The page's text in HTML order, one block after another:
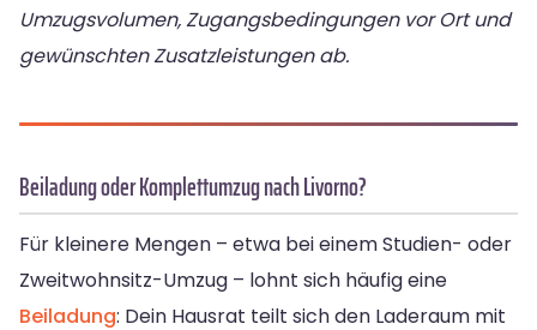
Umzugsvolumen, Zugangsbedingungen vor Ort und
gewünschten Zusatzleistungen ab.
Beiladung oder Komplettumzug nach Livorno?
Für kleinere Mengen – etwa bei einem Studien- oder
Zweitwohnsitz-Umzug – lohnt sich häufig eine
Beiladung: Dein Hausrat teilt sich den Laderaum mit